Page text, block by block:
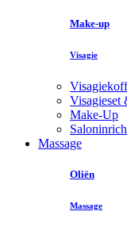
Make-up
Visagie
Visagieset
Make-Up
Massage
Oliën
Massage